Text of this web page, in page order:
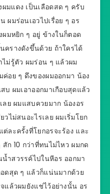
มแดง เป็นเลือดสด ๆ ครับ
ผมร่อนเอวไปเรื่อย ๆ อร
ผมหยิก ๆ อยู่ ข้างในก็ตอด
ครางดังขึ้นด้วย ถ้าใครได้
ไม่รู้ตัว ผมร่อน ๆ แล้วผม
ค่อย ๆ ดึงของผมออกมา น้อง
บ ผมเอาออกมาเกือบสุดแล้ว
ย ผมแสบควยมาก น้องอร
วไม่สนอะไรเลย ผมเริ่มโยก
ละครั้งที่โยกอรจะร้อง และ
ก 10 กว่าที่ทนไม่ไหว ผมกด
ำสวรรค์ไปในหีอร ออกมา
ดสุด ๆ แล้วก็แน่นมากด้วย
แล้วผมยังแช่ไว้อย่างนั้น อร